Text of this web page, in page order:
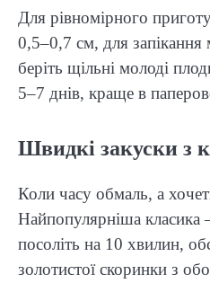
Для рівномірного
0,5–0,7 см, для
беріть щільні молоді
5–7 днів, краще в
Швидкі закуски з
Коли часу обмаль, а
Найпопулярніша класика
посоліть на 10 хвилин,
золотистої скоринки з